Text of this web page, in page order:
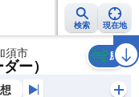
検索 現在地
・注意報 2週間天気 ラ
須市
ー）
風